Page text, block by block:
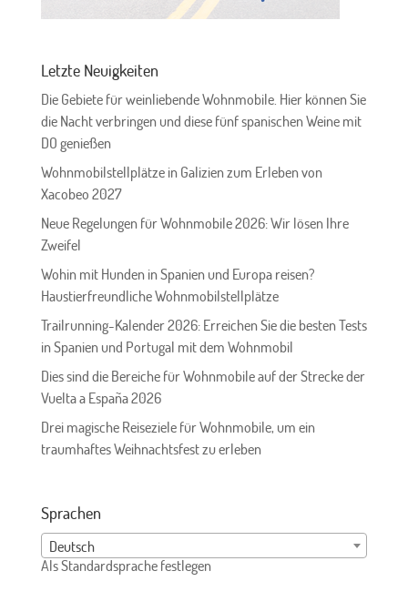
Letzte Neuigkeiten
Die Gebiete für weinliebende Wohnmobile. Hier können Sie
die Nacht verbringen und diese fünf spanischen Weine mit
DO genießen
Wohnmobilstellplätze in Galizien zum Erleben von
Xacobeo 2027
Neue Regelungen für Wohnmobile 2026: Wir lösen Ihre
Zweifel
Wohin mit Hunden in Spanien und Europa reisen?
Haustierfreundliche Wohnmobilstellplätze
Trailrunning-Kalender 2026: Erreichen Sie die besten Tests
in Spanien und Portugal mit dem Wohnmobil
Dies sind die Bereiche für Wohnmobile auf der Strecke der
Vuelta a España 2026
Drei magische Reiseziele für Wohnmobile, um ein
traumhaftes Weihnachtsfest zu erleben
Sprachen
Deutsch
Als Standardsprache festlegen